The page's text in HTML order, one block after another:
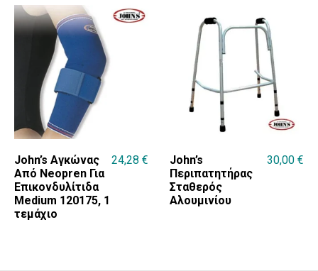
John’s Αγκώνας
Από Neopren Για
Επικονδυλίτιδα
Medium 120175, 1
τεμάχιο
24,28 €
John’s
Περιπατητήρας
Σταθερός
Αλουμινίου
30,00 €